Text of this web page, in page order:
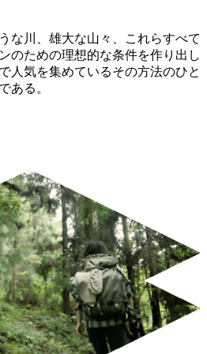
な川、雄大な山々、これらすべて
のための理想的な条件を作り出し
人気を集めているその方法のひと
ある。